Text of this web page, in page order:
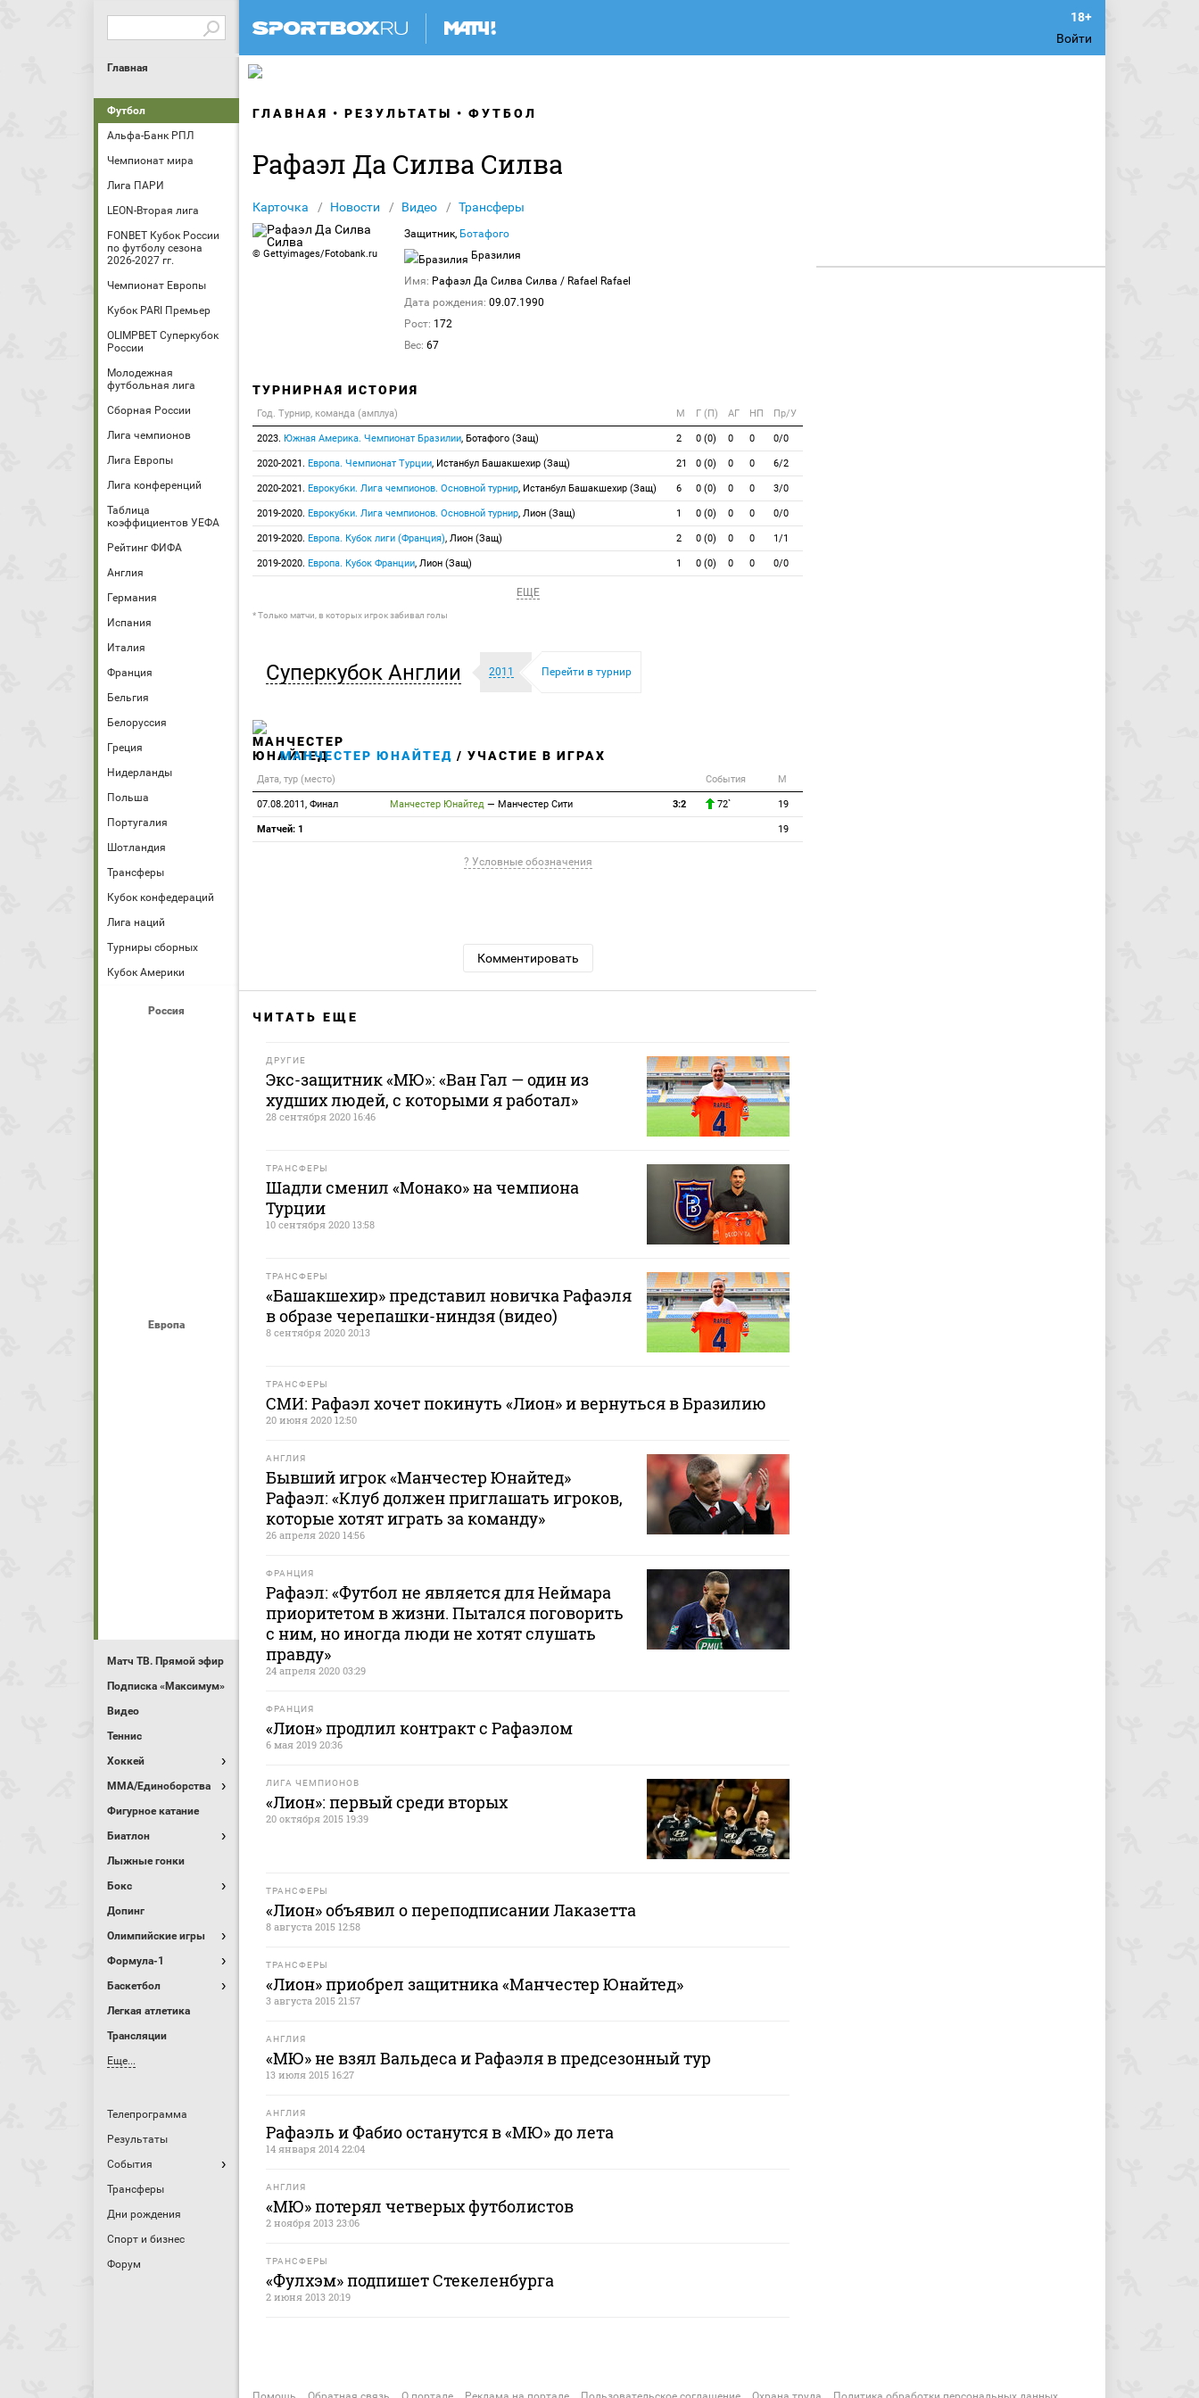
Войти
Главная
Футбол
Альфа-Банк РПЛ
Чемпионат мира
Лига ПАРИ
LEON-Вторая лига
FONBET Кубок России
по футболу сезона
2026-2027 гг.
Чемпионат Европы
Кубок PARI Премьер
OLIMPBET Суперкубок
России
Молодежная
футбольная лига
Сборная России
Лига чемпионов
Лига Европы
Лига конференций
Таблица
коэффициентов УЕФА
Рейтинг ФИФА
Англия
Германия
Испания
Италия
Франция
Бельгия
Белоруссия
Греция
Нидерланды
Польша
Португалия
Шотландия
Трансферы
Кубок конфедераций
Лига наций
Турниры сборных
Кубок Америки
Россия
Европа
Матч ТВ. Прямой эфир
Подписка «Максимум»
Видео
Теннис
Хоккей
MMA/Единоборства
Фигурное катание
Биатлон
Лыжные гонки
Бокс
Допинг
Олимпийские игры
Формула-1
Баскетбол
Легкая атлетика
Трансляции
Еще...
Телепрограмма
Результаты
События
Трансферы
Дни рождения
Спорт и бизнес
Форум
ГЛАВНАЯ РЕЗУЛЬТАТЫ ФУТБОЛ
Рафаэл Да Силва Силва
Карточка Новости Видео Трансферы
© Gettyimages/Fotobank.ru
Защитник, Ботафого
Бразилия
Имя: Рафаэл Да Силва Силва / Rafael Rafael
Дата рождения: 09.07.1990
Рост: 172
Вес: 67
ТУРНИРНАЯ ИСТОРИЯ
Год. Турнир, команда (амплуа) М Г (П) АГ НП Пр/У
2023. Южная Америка. Чемпионат Бразилии, Ботафого (Защ) 2 0 (0) 0 0 0/0
2020-2021. Европа. Чемпионат Турции, Истанбул Башакшехир (Защ) 21 0 (0) 0 0 6/2
2020-2021. Еврокубки. Лига чемпионов. Основной турнир, Истанбул Башакшехир (Защ) 6 0 (0) 0 0 3/0
2019-2020. Еврокубки. Лига чемпионов. Основной турнир, Лион (Защ) 1 0 (0) 0 0 0/0
2019-2020. Европа. Кубок лиги (Франция), Лион (Защ) 2 0 (0) 0 0 1/1
2019-2020. Европа. Кубок Франции, Лион (Защ) 1 0 (0) 0 0 0/0
ЕЩЕ
* Только матчи, в которых игрок забивал голы
Суперкубок Англии 2011 Перейти в турнир
МАНЧЕСТЕР ЮНАЙТЕД / УЧАСТИЕ В ИГРАХ
Дата, тур (место) События М
07.08.2011, Финал Манчестер Юнайтед — Манчестер Сити 3:2 72` 19
Матчей: 1 19
? Условные обозначения
Комментировать
ЧИТАТЬ ЕЩЕ
ДРУГИЕ
Экс-защитник «МЮ»: «Ван Гал — один из
худших людей, с которыми я работал»
28 сентября 2020 16:46
ТРАНСФЕРЫ
Шадли сменил «Монако» на чемпиона
Турции
10 сентября 2020 13:58
ТРАНСФЕРЫ
«Башакшехир» представил новичка Рафаэля
в образе черепашки-ниндзя (видео)
8 сентября 2020 20:13
ТРАНСФЕРЫ
СМИ: Рафаэл хочет покинуть «Лион» и вернуться в Бразилию
20 июня 2020 12:50
АНГЛИЯ
Бывший игрок «Манчестер Юнайтед»
Рафаэл: «Клуб должен приглашать игроков,
которые хотят играть за команду»
26 апреля 2020 14:56
ФРАНЦИЯ
Рафаэл: «Футбол не является для Неймара
приоритетом в жизни. Пытался поговорить
с ним, но иногда люди не хотят слушать
правду»
24 апреля 2020 03:29
ФРАНЦИЯ
«Лион» продлил контракт с Рафаэлом
6 мая 2019 20:36
ЛИГА ЧЕМПИОНОВ
«Лион»: первый среди вторых
20 октября 2015 19:39
ТРАНСФЕРЫ
«Лион» объявил о переподписании Лаказетта
8 августа 2015 12:58
ТРАНСФЕРЫ
«Лион» приобрел защитника «Манчестер Юнайтед»
3 августа 2015 21:57
АНГЛИЯ
«МЮ» не взял Вальдеса и Рафаэля в предсезонный тур
13 июля 2015 16:27
АНГЛИЯ
Рафаэль и Фабио останутся в «МЮ» до лета
14 января 2014 22:04
АНГЛИЯ
«МЮ» потерял четверых футболистов
2 ноября 2013 23:06
ТРАНСФЕРЫ
«Фулхэм» подпишет Стекеленбурга
2 июня 2013 20:19